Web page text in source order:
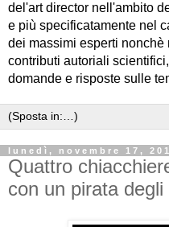
del'art director nell'ambito
e più specificatamente nel
dei massimi esperti
contributi autoriali
domande e risposte sulle
lunedì, novembre 17,
Quattro
con un pirata